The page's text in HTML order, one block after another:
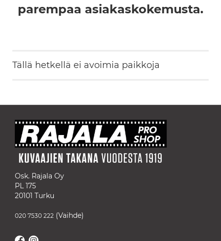
parempaa asiakaskokemusta.
Tällä hetkellä ei avoimia paikkoja
Osk. Rajala Oy
PL 175
20101 Turku
020 7530 222 (Vaihde)